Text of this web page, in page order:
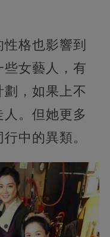
格也影響到
女藝人，有
，如果上不
。但她更多
中的異類。